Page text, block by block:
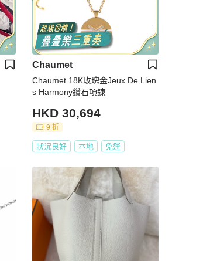
Chaumet
Chaumet 18K玫瑰金Jeux De Lien
s Harmony鑽石項鍊
HKD 30,694
9 折
狀況良好 本地 免運